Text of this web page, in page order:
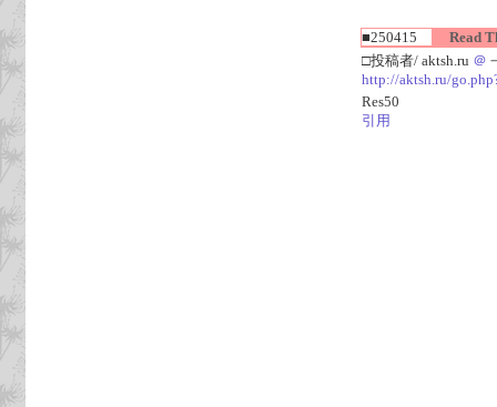
■250415
Read
□投稿者/ aktsh.ru ＠
http://aktsh.ru/
Res50
引用